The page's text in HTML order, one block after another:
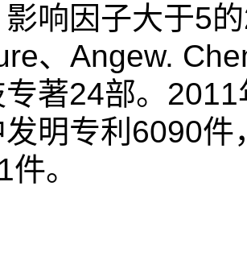
影响因子大于5
、Angew.
著24部。
发明专利6090
。